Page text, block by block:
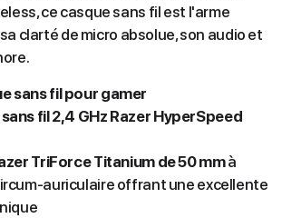
ce casque sans fil est l'arme
clarté de micro absolue, son audio et
sans fil pour gamer
fil 2,4 GHz Razer HyperSpeed
TriForce Titanium de 50 mmà
auriculaire offrant une excellente